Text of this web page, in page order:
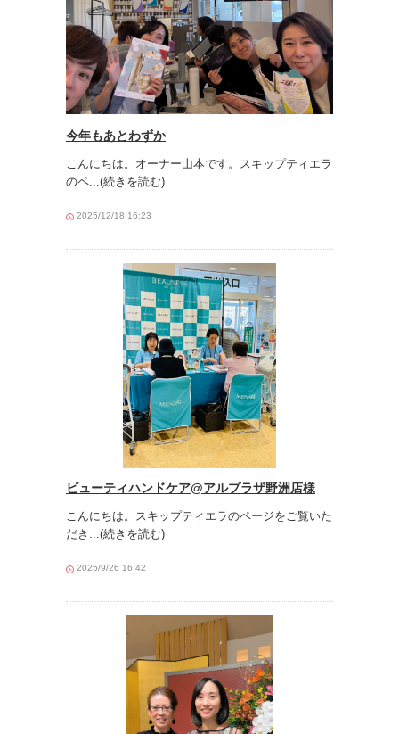
今年もあとわずか
こんにちは。オーナー山本です。スキップティエラ
のペ...(続きを読む)
2025/12/18 16:23
ビューティハンドケア@アルプラザ野洲店様
こんにちは。スキップティエラのページをご覧いた
だき ...(続きを読む)
2025/9/26 16:42